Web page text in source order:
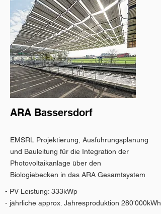
ARA Bassersdorf
EMSRL Projektierung, Ausführungsplanung
und Bauleitung für die Integration der
Photovoltaikanlage über den
Biologiebecken in das ARA Gesamtsystem
- PV Leistung: 333kWp
- jährliche approx. Jahresproduktion 280'000kWh